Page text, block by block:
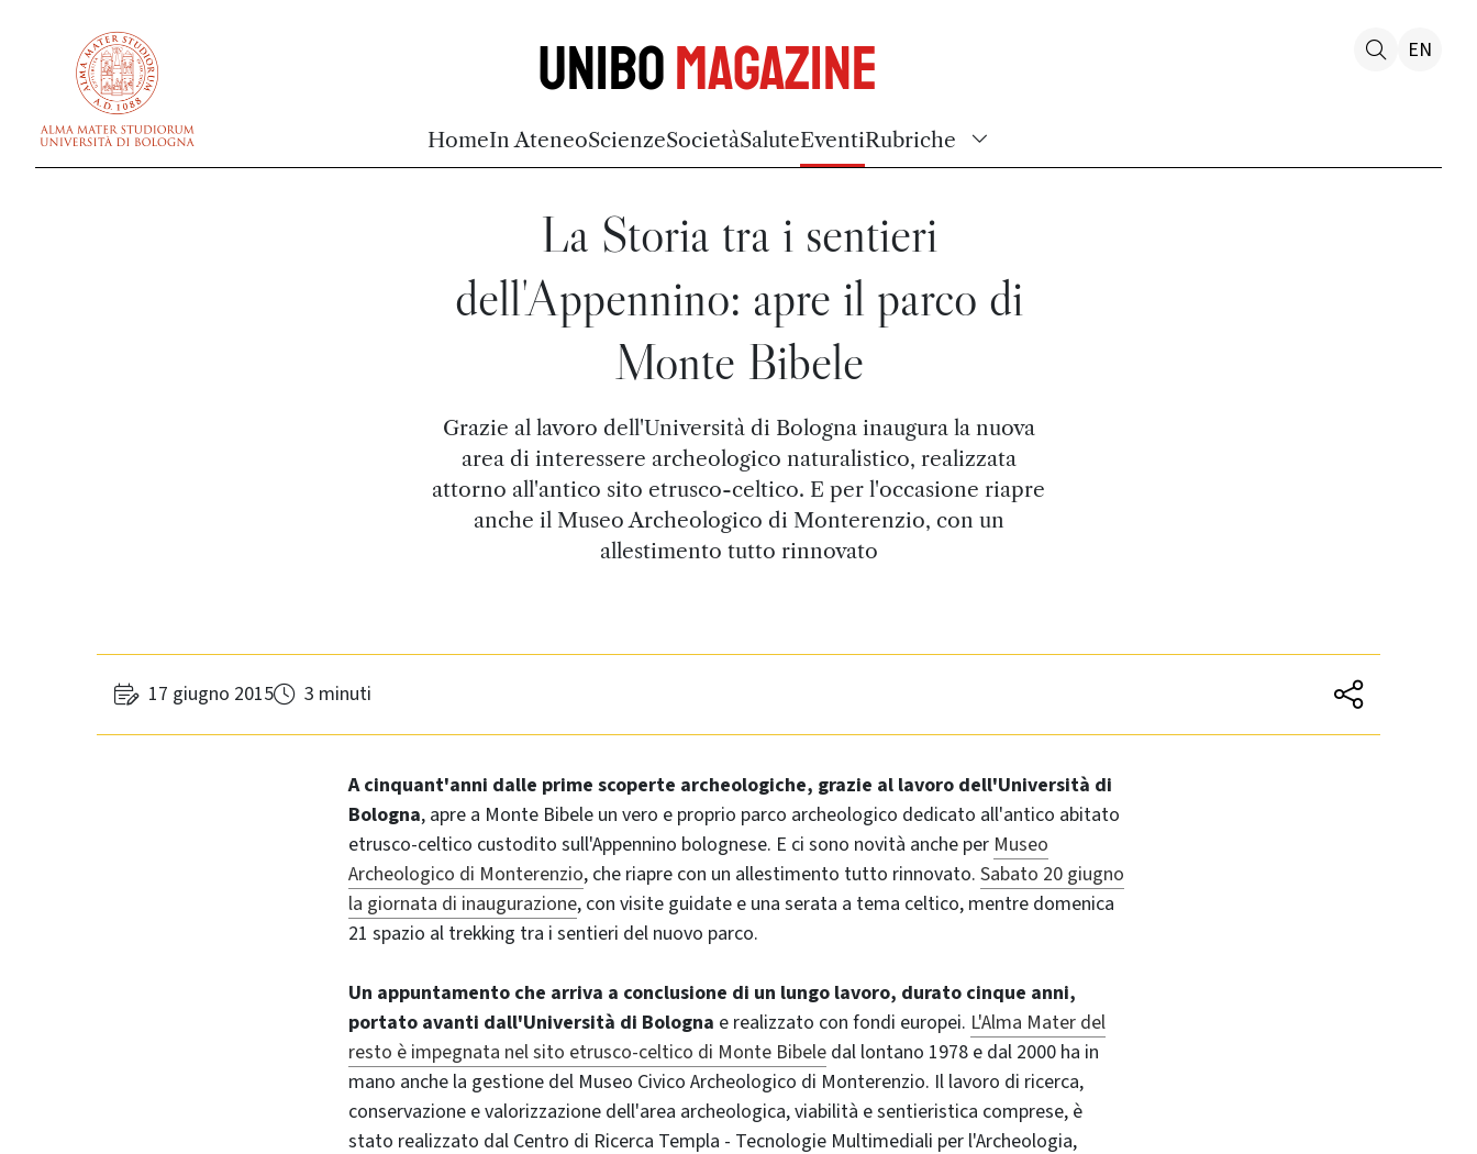
UniboMagazine
HomeIn AteneoScienzeSocietàSaluteEventiRubriche
EN
La Storia tra i sentieri
dell'Appennino: apre il parco di
Monte Bibele
Grazie al lavoro dell'Università di Bologna inaugura la nuova
area di interessere archeologico naturalistico, realizzata
attorno all'antico sito etrusco-celtico. E per l'occasione riapre
anche il Museo Archeologico di Monterenzio, con un
allestimento tutto rinnovato
17 giugno 2015 3 minuti
A cinquant'anni dalle prime scoperte archeologiche, grazie al lavoro dell'Università di
Bologna, apre a Monte Bibele un vero e proprio parco archeologico dedicato all'antico abitato
etrusco-celtico custodito sull'Appennino bolognese. E ci sono novità anche per Museo
Archeologico di Monterenzio, che riapre con un allestimento tutto rinnovato. Sabato 20 giugno
la giornata di inaugurazione, con visite guidate e una serata a tema celtico, mentre domenica
21 spazio al trekking tra i sentieri del nuovo parco.
Un appuntamento che arriva a conclusione di un lungo lavoro, durato cinque anni,
portato avanti dall'Università di Bologna e realizzato con fondi europei. L'Alma Mater del
resto è impegnata nel sito etrusco-celtico di Monte Bibele dal lontano 1978 e dal 2000 ha in
mano anche la gestione del Museo Civico Archeologico di Monterenzio. Il lavoro di ricerca,
conservazione e valorizzazione dell'area archeologica, viabilità e sentieristica comprese, è
stato realizzato dal Centro di Ricerca Templa - Tecnologie Multimediali per l'Archeologia,